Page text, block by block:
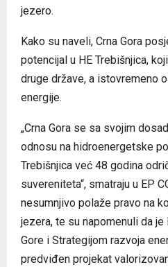
jezero.
Kako su naveli, Crna Gora
potencijal u HE Trebišnjica,
druge države, a istovremeno
energije.
„Crna Gora se sa svojim
odnosu na hidroenergetske
Trebišnjica već 48 godina
suvereniteta“, smatraju u EP
nesumnjivo polaže pravo na
jezera, te su napomenuli da
Gore i Strategijom razvoja
predviđen projekat